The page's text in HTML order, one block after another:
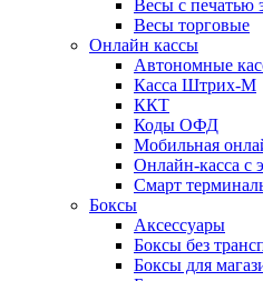
Весы с печатью
Весы торговые
Онлайн кассы
Автономные
Касса Штрих-М
ККТ
Коды ОФД
Мобильная
Онлайн-касса с
Смарт
Боксы
Аксессуары
Боксы без
Боксы для